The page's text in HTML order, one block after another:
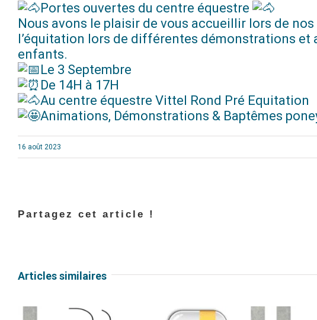
Portes ouvertes du centre équestre
Nous avons le plaisir de vous accueillir lors de
l’équitation lors de différentes démonstrations
enfants.
Le 3 Septembre
De 14H à 17H
Au centre équestre Vittel Rond Pré Equitation
Animations, Démonstrations & Baptêmes
16 août 2023
Partagez cet article !
Articles similaires